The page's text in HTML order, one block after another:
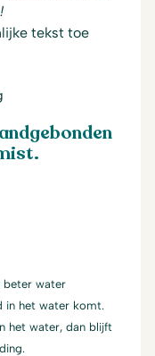
tekst toe
beter water
in het water komt.
het water, dan blijft